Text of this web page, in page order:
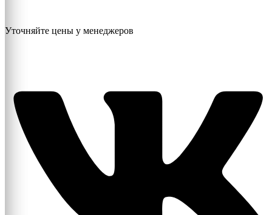
Уточняйте цены у менеджеров